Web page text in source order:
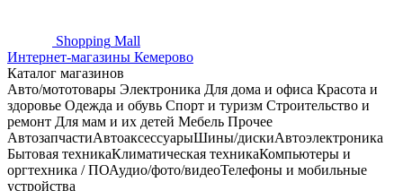
Shopping Mall
Интернет-магазины Кемерово
Каталог магазинов
Авто/мототовары Электроника Для дома и офиса Красота и
здоровье Одежда и обувь Спорт и туризм Строительство и
ремонт Для мам и их детей Мебель Прочее
АвтозапчастиАвтоаксессуарыШины/дискиАвтоэлектроника
Бытовая техникаКлиматическая техникаКомпьютеры и
оргтехника / ПОАудио/фото/видеоТелефоны и мобильные
устройства